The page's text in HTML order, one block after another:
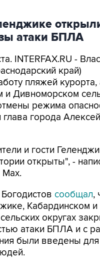
атаки БПЛА
INTERFAX.RU -
край)
пляжей курорта,
и Дивноморском
режима
города Алексей
и гости
открыты", -
сообщал,
Кабардинском и
округах
атаки БПЛА и с
были введены для